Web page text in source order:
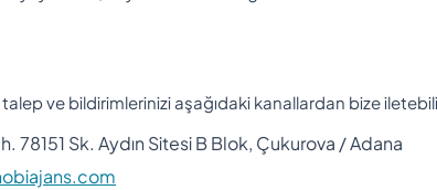
ve bildirimlerinizi aşağıdaki kanallardan bize
78151 Sk. Aydın Sitesi B Blok, Çukurova / Adana